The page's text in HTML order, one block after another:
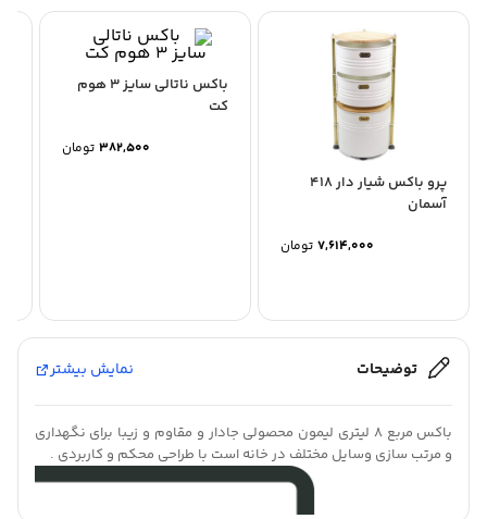
پرو باکس شیار دار 418
آسمان
تومان
باکس ناتالی سایز 3 هوم
کت
تومان
توضیحات نمایش بیشتر
باکس مربع 8 لیتری لیمون محصولی جادار و مقاوم و زیبا برای نگهداری
و مرتب‌ سازی وسایل مختلف در خانه است با طراحی محکم و کاربردی .